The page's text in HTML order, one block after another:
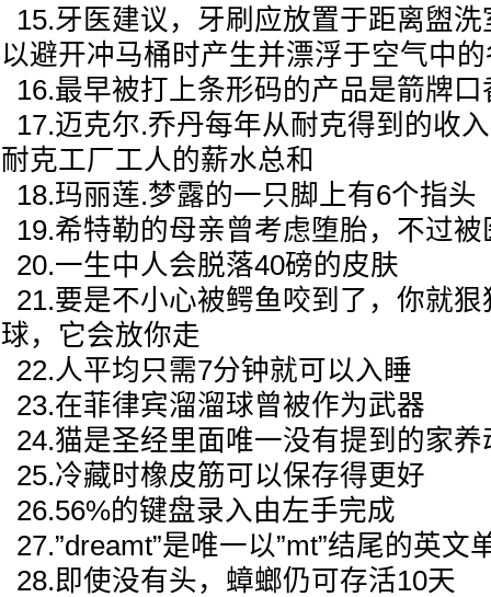
15.牙医建议，牙刷应放置于距离盥
以避开冲马桶时产生并漂浮于空气中
16.最早被打上条形码的产品是箭牌口
17.迈克尔.乔丹每年从耐克得到的收
耐克工厂工人的薪水总和
18.玛丽莲.梦露的一只脚上有6个指头
19.希特勒的母亲曾考虑堕胎，不过
20.一生中人会脱落40磅的皮肤
21.要是不小心被鳄鱼咬到了，你就
球，它会放你走
22.人平均只需7分钟就可以入睡
23.在菲律宾溜溜球曾被作为武器
24.猫是圣经里面唯一没有提到的家养
25.冷藏时橡皮筋可以保存得更好
26.56%的键盘录入由左手完成
27.”dreamt”是唯一以”mt”结尾的英文
28.即使没有头，蟑螂仍可存活10天